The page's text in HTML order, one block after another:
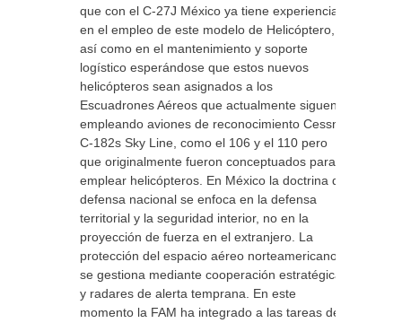
que con el C-27J México ya tiene experiencia
en el empleo de este modelo de Helicóptero,
así como en el mantenimiento y soporte
logístico esperándose que estos nuevos
helicópteros sean asignados a los
Escuadrones Aéreos que actualmente siguen
empleando aviones de reconocimiento Cessna
C-182s Sky Line, como el 106 y el 110 pero
que originalmente fueron conceptuados para
emplear helicópteros. En México la doctrina de
defensa nacional se enfoca en la defensa
territorial y la seguridad interior, no en la
proyección de fuerza en el extranjero. La
protección del espacio aéreo norteamericano
se gestiona mediante cooperación estratégica
y radares de alerta temprana. En este
momento la FAM ha integrado a las tareas de